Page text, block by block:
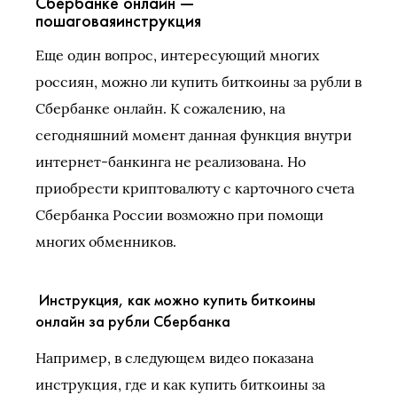
пошаговаяинструкция
Еще один вопрос, интересующий многих
россиян, можно ли купить биткоины за рубли в
Сбербанке онлайн. К сожалению, на
сегодняшний момент данная функция внутри
интернет-банкинга не реализована. Но
приобрести криптовалюту с карточного счета
Сбербанка России возможно при помощи
многих обменников.
Инструкция, как можно купить биткоины
онлайн за рубли Сбербанка
Например, в следующем видео показана
инструкция, где и как купить биткоины за